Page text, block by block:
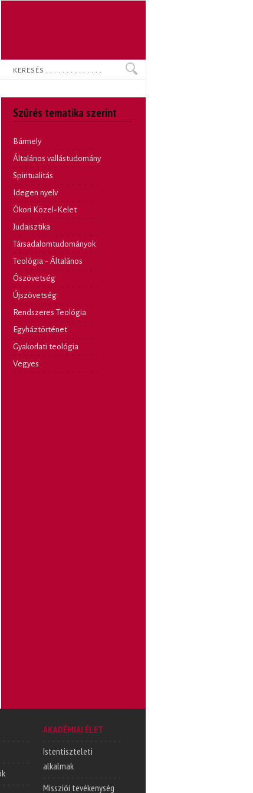
Keresés
Szűrés tematika szerint
Bármely
Általános vallástudomány
Spiritualitás
Idegen nyelv
Ókori Közel-Kelet
Judaisztika
Társadalomtudományok
Teológia - Általános
Ószövetség
Újszövetség
Rendszeres Teológia
Egyháztörténet
Gyakorlati teológia
Vegyes
AKADÉMIAI ÉLET
Istentiszteleti
alkalmak
Missziói tevékenység